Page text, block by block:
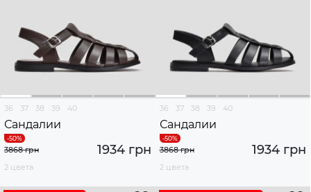
36 37 38 39 40
Сандалии
1934 грн
3868 грн
2 цвета
36 37 38 39 40
Сандалии
1934 грн
3868 грн
2 цвета